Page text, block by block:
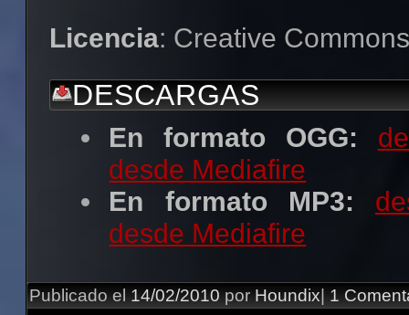
Licencia: Creative
DESCARGAS
En formato OGG:
desde Mediafire
En formato MP3:
desde Mediafire
Publicado el 14/02/2010 por Houndix 1